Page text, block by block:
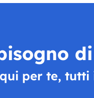
per te, tutti